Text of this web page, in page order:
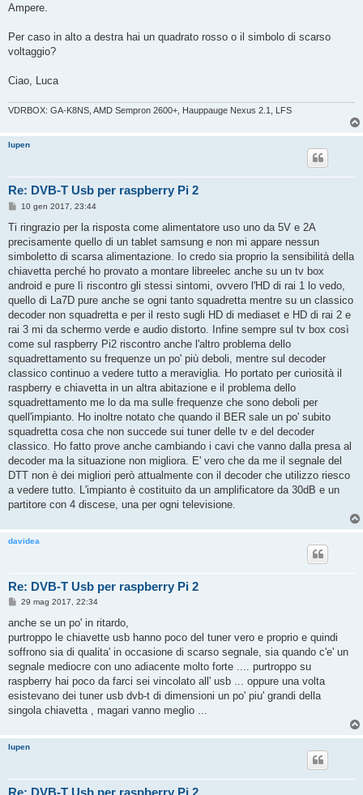
a
i
o
Ampere.
Per caso in alto a destra hai un quadrato rosso o il simbolo di scarso
voltaggio?
Ciao, Luca
VDRBOX: GA-K8NS, AMD Sempron 2600+, Hauppauge Nexus 2.1, LFS
lupen
Re: DVB-T Usb per raspberry Pi 2
M
s
a
g
i
o
10 gen 2017, 23:44
Ti ringrazio per la risposta come alimentatore uso uno da 5V e 2A
precisamente quello di un tablet samsung e non mi appare nessun
simboletto di scarsa alimentazione. Io credo sia proprio la sensibilità della
chiavetta perché ho provato a montare libreelec anche su un tv box
android e pure lì riscontro gli stessi sintomi, ovvero l'HD di rai 1 lo vedo,
quello di La7D pure anche se ogni tanto squadretta mentre su un classico
decoder non squadretta e per il resto sugli HD di mediaset e HD di rai 2 e
rai 3 mi da schermo verde e audio distorto. Infine sempre sul tv box così
come sul raspberry Pi2 riscontro anche l'altro problema dello
squadrettamento su frequenze un po' più deboli, mentre sul decoder
classico continuo a vedere tutto a meraviglia. Ho portato per curiosità il
raspberry e chiavetta in un altra abitazione e il problema dello
squadrettamento me lo da ma sulle frequenze che sono deboli per
quell'impianto. Ho inoltre notato che quando il BER sale un po' subito
squadretta cosa che non succede sui tuner delle tv e del decoder
classico. Ho fatto prove anche cambiando i cavi che vanno dalla presa al
decoder ma la situazione non migliora. E' vero che da me il segnale del
DTT non è dei migliori però attualmente con il decoder che utilizzo riesco
a vedere tutto. L'impianto è costituito da un amplificatore da 30dB e un
partitore con 4 discese, una per ogni televisione.
davidea
Re: DVB-T Usb per raspberry Pi 2
M
s
a
g
i
o
29 mag 2017, 22:34
anche se un po' in ritardo,
purtroppo le chiavette usb hanno poco del tuner vero e proprio e quindi
soffrono sia di qualita' in occasione di scarso segnale, sia quando c'e' un
segnale mediocre con uno adiacente molto forte .... purtroppo su
raspberry hai poco da farci sei vincolato all' usb ... oppure una volta
esistevano dei tuner usb dvb-t di dimensioni un po' piu' grandi della
singola chiavetta , magari vanno meglio ...
lupen